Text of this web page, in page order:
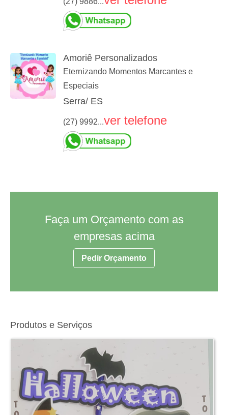
Amoriê Personalizados
Eternizando Momentos Marcantes e
Especiais
Serra/ ES
(27) 9992...ver telefone
Faça um Orçamento com as
empresas acima
Pedir Orçamento
Produtos e Serviços